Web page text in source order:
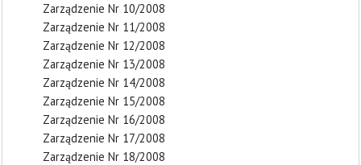
Zarządzenie Nr 10/2008
Zarządzenie Nr 11/2008
Zarządzenie Nr 12/2008
Zarządzenie Nr 13/2008
Zarządzenie Nr 14/2008
Zarządzenie Nr 15/2008
Zarządzenie Nr 16/2008
Zarządzenie Nr 17/2008
Zarządzenie Nr 18/2008